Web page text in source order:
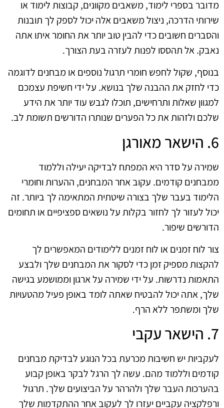
מדובר בספרי לימוד, משאבים מקוונים, קבוצות לימוד או
שירותי הדרכה, ניצול משאבים אלה יכול לספק לך תובנות
והסברים חשובים כדי להבין טוב יותר את החומר איתו אתה
נאבק. אל תהססו לפנות לעזרה בעת הצורך.
בנוסף, שקול לחפש חומרי תרגול נוספים או מבחנים לדוגמה
כדי לחזק את ההבנה שלך בנושא. על ידי חשיפת עצמכם
למגוון שאלות ותרחישים, תוכלו לגבש עוד יותר את הידע
שלכם ולזהות את כל הפערים שנותרו הדורשים תשומת לב.
6. הישאר מאורגן
שמירה על סדר היא המפתח לבדיקה יעילה וללמוד
ממבחנים קודמים. עקוב אחר המבחנים, ההערות וחומרי
הלימוד בעבר שלך בצורה שיטתית המתאימה לך ביותר. זה
יכול לעזור לך לחזור בקלות על נושאים ספציפיים או תחומים
הדורשים שיפור.
צור לוח זמנים או לוח זמנים ללימודים המאפשרים לך
להקצות מספיק זמן כדי לסקור את המבחנים שלך ולבצע
התאמות נדרשות. על ידי שמירה על ארגון וממושמע בגישה
שלך, אתה יכול להבטיח שאתה לומד באופן פעיל מהטעויות
שלך ומשתפר ללא הרף.
7. הישאר עקבי
לעקביות יש חשיבות מכרעת בכל הנוגע לבדיקת מבחנים
קודמים וללמוד מהם. עשה לך הרגל לבקר באופן קבוע
בהערכות העבר שלך ולהרהר על הביצועים שלך. תרגול
ורפלקציה עקביים יעזרו לך לעקוב אחר ההתקדמות שלך